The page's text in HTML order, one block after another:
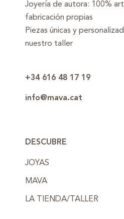
Joyería de autora: 100%
fabricación propias
Piezas únicas y
nuestro taller
+34 616 48 17 19
info@mava.cat
DESCUBRE
JOYAS
MAVA
LA TIENDA/TALLER